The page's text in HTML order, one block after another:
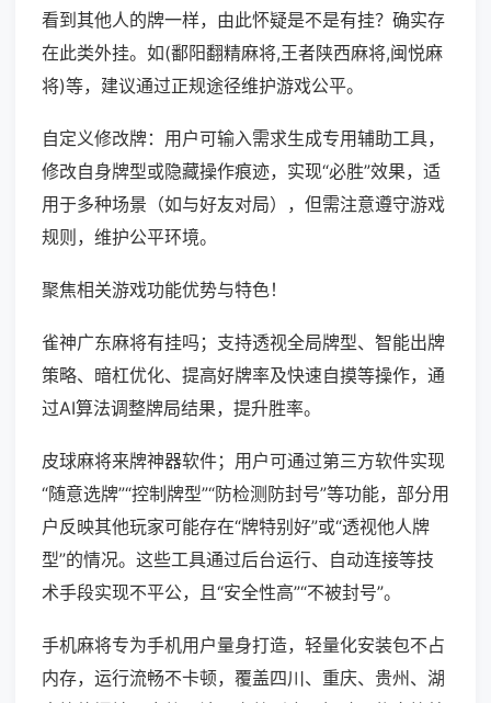
看到其他人的牌一样，由此怀疑是不是有挂？确实存
在此类外挂。如(鄱阳翻精麻将,王者陕西麻将,闽悦麻
将)等，建议通过正规途径维护游戏公平。
自定义修改牌：用户可输入需求生成专用辅助工具，
修改自身牌型或隐藏操作痕迹，实现“必胜”效果，适
用于多种场景（如与好友对局），但需注意遵守游戏
规则，维护公平环境。
聚焦相关游戏功能优势与特色！
雀神广东麻将有挂吗；支持透视全局牌型、智能出牌
策略、暗杠优化、提高好牌率及快速自摸等操作，通
过AI算法调整牌局结果，提升胜率。
皮球麻将来牌神器软件；用户可通过第三方软件实现
“随意选牌”“控制牌型”“防检测防封号”等功能，部分用
户反映其他玩家可能存在“牌特别好”或“透视他人牌
型”的情况。这些工具通过后台运行、自动连接等技
术手段实现不平公，且“安全性高”“不被封号”。
手机麻将专为手机用户量身打造，轻量化安装包不占
内存，运行流畅不卡顿，覆盖四川、重庆、贵州、湖